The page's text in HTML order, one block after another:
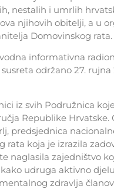
nestalih i umrlih
njihovih obitelji, a u
Domovinskog rata.
informativna
održano 27.
iz svih Podružnica
Republike
predsjednica
rata koja je izrazila
naglasila zajedništvo
udruga aktivno
zdravlja